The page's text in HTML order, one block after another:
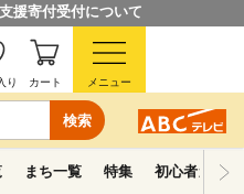
援寄付受付について
検索
り カート メニュー
まち一覧 特集 初心者ガイド